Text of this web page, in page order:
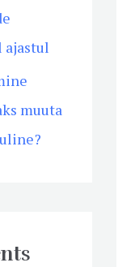
ajastul
muuta